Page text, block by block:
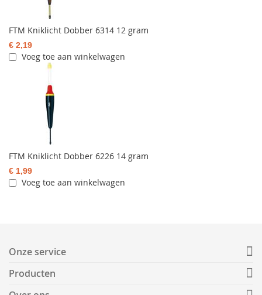
FTM Kniklicht Dobber 6314 12 gram
€ 2,19
Voeg toe aan winkelwagen
FTM Kniklicht Dobber 6226 14 gram
€ 1,99
Voeg toe aan winkelwagen
Onze service
Producten